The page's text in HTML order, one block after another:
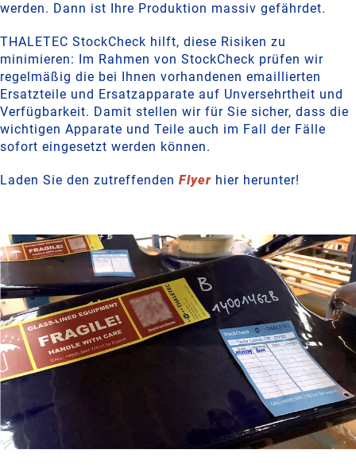
werden. Dann ist Ihre Produktion massiv gefährdet.
THALETEC StockCheck hilft, diese Risiken zu
minimieren: Im Rahmen von StockCheck prüfen wir
regelmäßig die bei Ihnen vorhandenen emaillierten
Ersatzteile und Ersatzapparate auf Unversehrtheit und
Verfügbarkeit. Damit stellen wir für Sie sicher, dass die
wichtigen Apparate und Teile auch im Fall der Fälle
sofort eingesetzt werden können.
Laden Sie den zutreffenden Flyer hier herunter!